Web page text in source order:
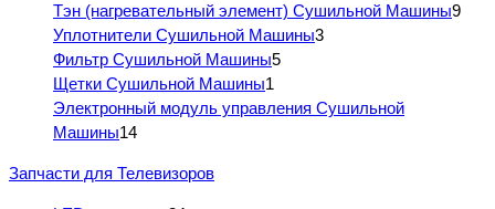
Тэн (нагревательный элемент) Сушильной Машины9
Уплотнители Сушильной Машины3
Фильтр Сушильной Машины5
Щетки Сушильной Машины1
Электронный модуль управления Сушильной
Машины14
Запчасти для Телевизоров